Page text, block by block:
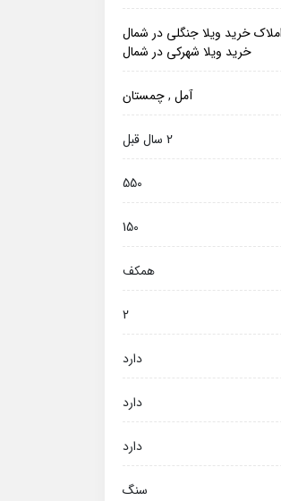
خرید ویلا جنگلی در شمال
خرید ویلا شهرکی در شمال
آمل ,چمستان
2 سال قبل
550
150
همکف
2
دارد
دارد
دارد
سنگ